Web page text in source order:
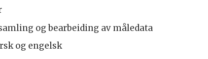
og bearbeiding av måledata
og engelsk